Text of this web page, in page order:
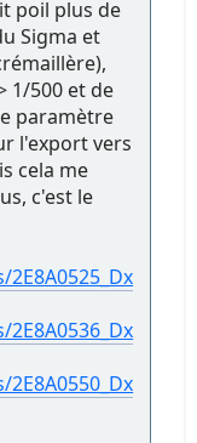
poil plus de
Sigma et
1/500 et de
paramètre
l'export vers
cela me
c'est le